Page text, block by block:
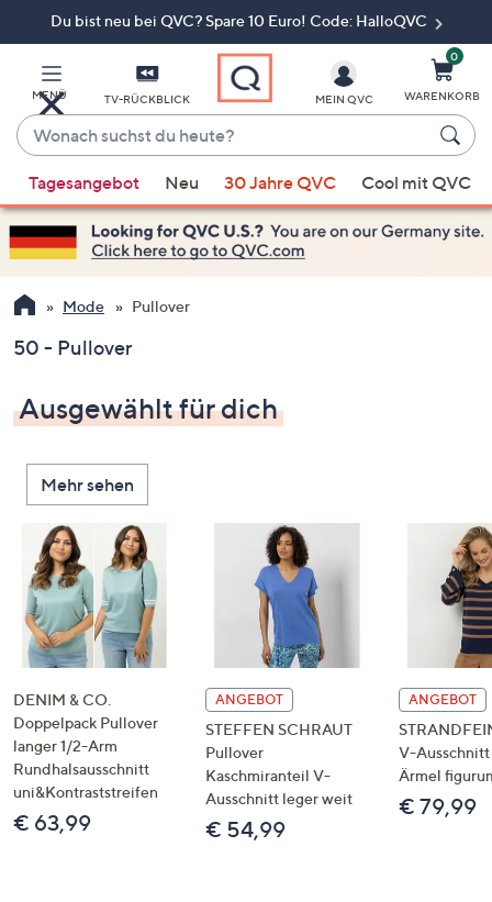
Du bist neu bei QVC? Spare 10 Euro! Code: HalloQVC
MENÜ TV-RÜCKBLICK
Wonach
suchst
du
heute?
Vorschläge
verfügbar
sind,
verwenden
Sie
Pfeiltasten
oben
und
nach
unten
oder
wischen
Sie
auf
Touch-
Geräten
nach
links
bzw.
rechts,
um
diese
anzuzeigen.
MEIN QVC
0
WARENKORB
Tagesangebot Neu 30 Jahre QVC Cool mit QVC
Mode Pullover
50 - Pullover
Ausgewählt für dich
Mehr sehen
DENIM & CO.
Doppelpack Pullover
langer 1/2-Arm
Rundhalsausschnitt
uni&Kontraststreifen
€ 63,99
ANGEBOT
STEFFEN SCHRAUT
Pullover
Kaschmiranteil V-
Ausschnitt leger weit
€ 54,99
ANGEBOT
V-
Ärmel
€ 79,99